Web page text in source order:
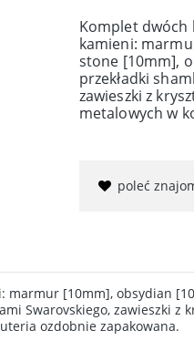
Komplet dwóch
kamieni:
stone [10mm],
przekładki
zawieszki z
metalowych w
poleć
[10mm], obsydian
Swarovskiego, zawieszki z
ozdobnie zapakowana.